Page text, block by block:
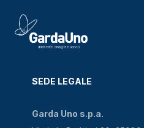
SEDE LEGALE
Garda Uno s.p.a.